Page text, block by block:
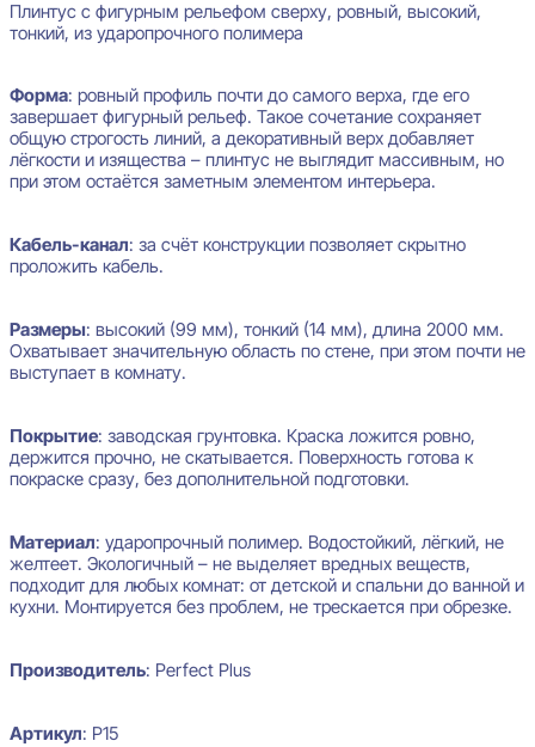
Плинтус с фигурным рельефом сверху, ровный, высокий,
тонкий, из ударопрочного полимера
Форма: ровный профиль почти до самого верха, где его
завершает фигурный рельеф. Такое сочетание сохраняет
общую строгость линий, а декоративный верх добавляет
лёгкости и изящества – плинтус не выглядит массивным, но
при этом остаётся заметным элементом интерьера.
Кабель-канал: за счёт конструкции позволяет скрытно
проложить кабель.
Размеры: высокий (99 мм), тонкий (14 мм), длина 2000 мм.
Охватывает значительную область по стене, при этом почти не
выступает в комнату.
Покрытие: заводская грунтовка. Краска ложится ровно,
держится прочно, не скатывается. Поверхность готова к
покраске сразу, без дополнительной подготовки.
Материал: ударопрочный полимер. Водостойкий, лёгкий, не
желтеет. Экологичный – не выделяет вредных веществ,
подходит для любых комнат: от детской и спальни до ванной и
кухни. Монтируется без проблем, не трескается при обрезке.
Производитель: Perfect Plus
Артикул: P15